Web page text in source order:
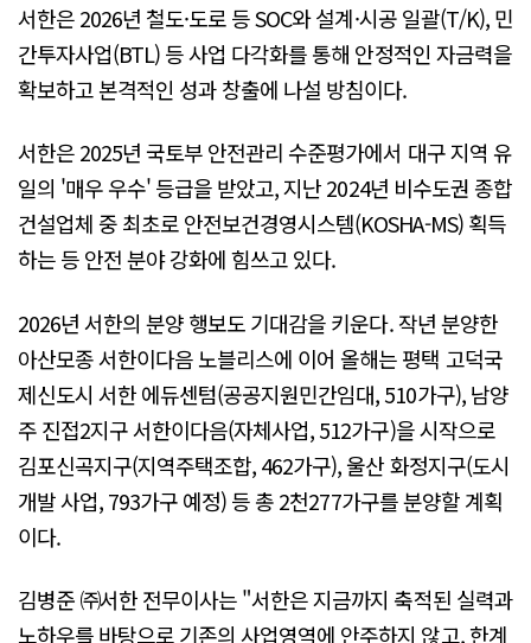
서한은 2026년 철도·도로 등 SOC와 설계·시공 일괄(T/K), 민
간투자사업(BTL) 등 사업 다각화를 통해 안정적인 자금력을
확보하고 본격적인 성과 창출에 나설 방침이다.
서한은 2025년 국토부 안전관리 수준평가에서 대구 지역 유
일의 '매우 우수' 등급을 받았고, 지난 2024년 비수도권 종합
건설업체 중 최초로 안전보건경영시스템(KOSHA-MS) 획득
하는 등 안전 분야 강화에 힘쓰고 있다.
2026년 서한의 분양 행보도 기대감을 키운다. 작년 분양한
아산모종 서한이다음 노블리스에 이어 올해는 평택 고덕국
제신도시 서한 에듀센텀(공공지원민간임대, 510가구), 남양
주 진접2지구 서한이다음(자체사업, 512가구)을 시작으로
김포신곡지구(지역주택조합, 462가구), 울산 화정지구(도시
개발 사업, 793가구 예정) 등 총 2천277가구를 분양할 계획
이다.
김병준 ㈜서한 전무이사는 "서한은 지금까지 축적된 실력과
노하우를 바탕으로 기존의 사업영역에 안주하지 않고, 한계